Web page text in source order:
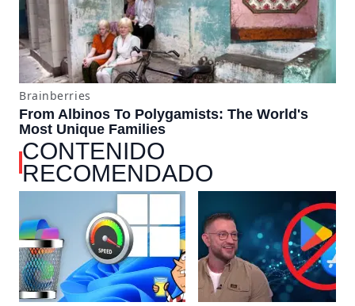
CONTENIDO
RECOMENDADO